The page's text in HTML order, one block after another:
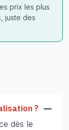
prix les plus
juste des
?
dès le